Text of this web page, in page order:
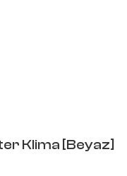
Klima [Beyaz]